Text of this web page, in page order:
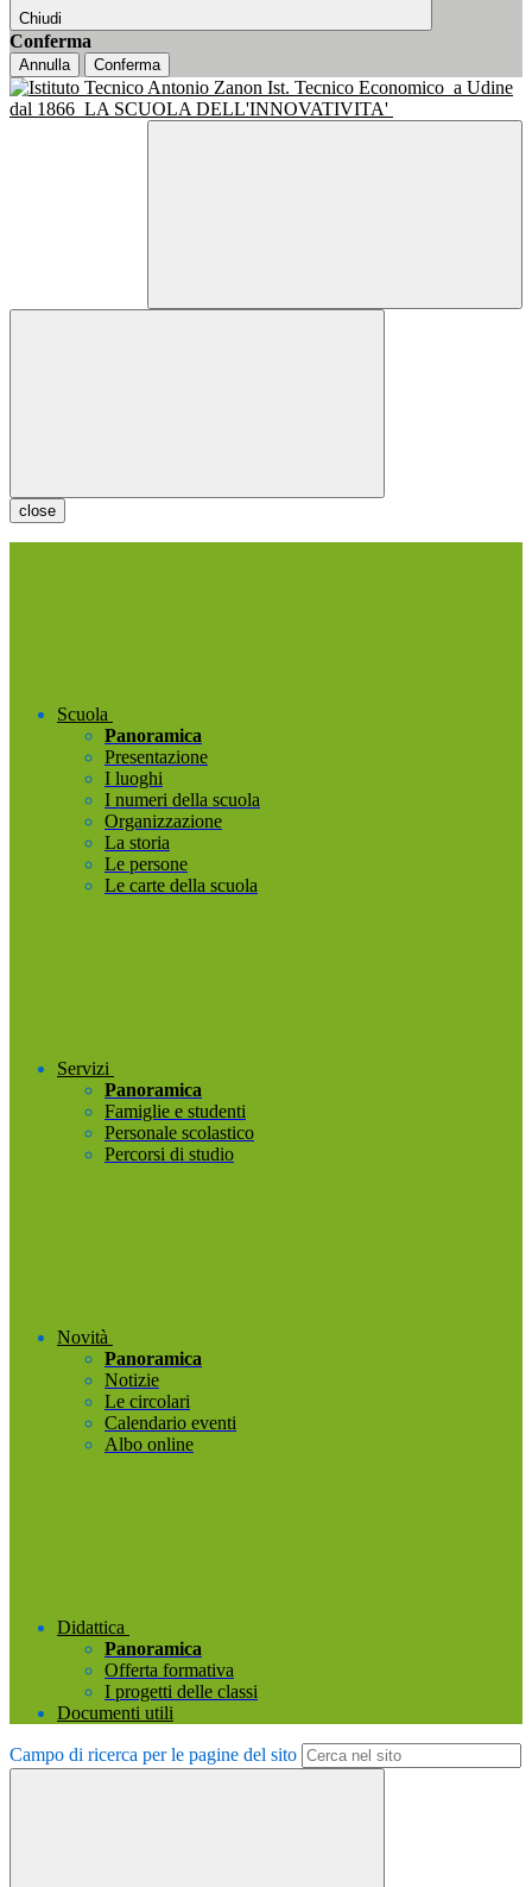
Chiudi
Conferma
Annulla Conferma
Ist. Tecnico Economico a Udine
dal 1866 LA SCUOLA DELL'INNOVATIVITA'
close
Scuola
Panoramica
Presentazione
I luoghi
I numeri della scuola
Organizzazione
La storia
Le persone
Le carte della scuola
Servizi
Panoramica
Famiglie e studenti
Personale scolastico
Percorsi di studio
Novità
Panoramica
Notizie
Le circolari
Calendario eventi
Albo online
Didattica
Panoramica
Offerta formativa
I progetti delle classi
Documenti utili
Campo di ricerca per le pagine del sito